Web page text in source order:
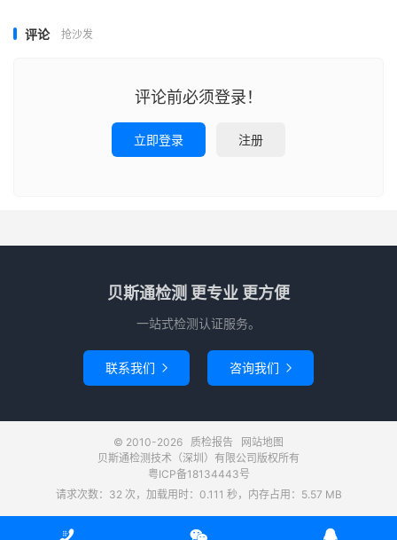
评论 抢沙发
评论前必须登录！
立即登录 注册
贝斯通检测 更专业 更方便
一站式检测认证服务。
联系我们  咨询我们 
© 2010-2026 质检报告
网站地图
贝斯通检测技术（深圳）有限公司版权所有
粤ICP备18134443号
请求次数：32 次，加载用时：0.111 秒，内存占用：5.57 MB
  